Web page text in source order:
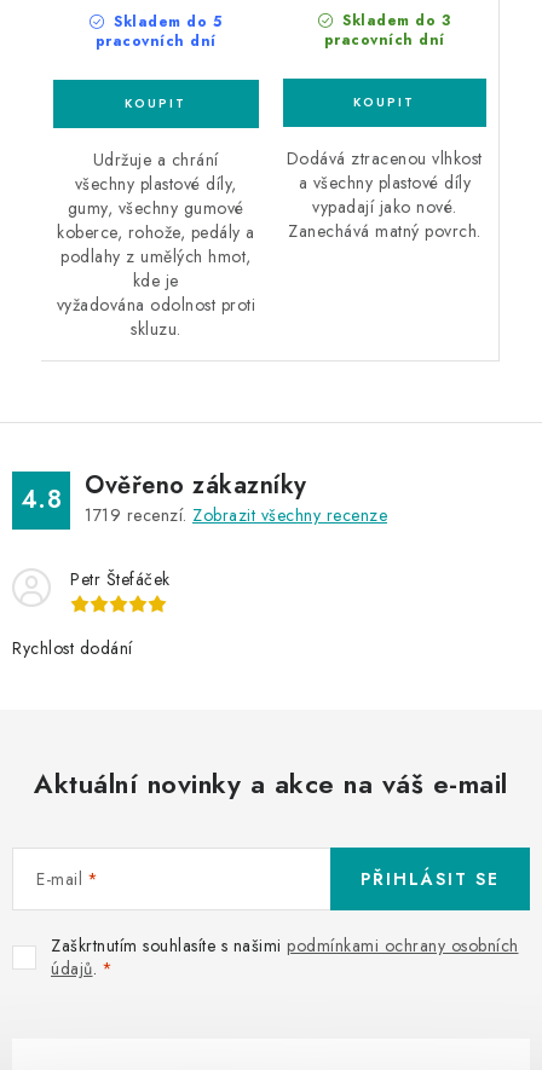
Skladem do 5
pracovních dní
Udržuje a chrání
všechny plastové díly,
gumy, všechny gumové
koberce, rohože, pedály a
podlahy z umělých hmot,
kde je
vyžadována odolnost proti
skluzu.
Skladem do 3
pracovních dní
Dodává ztracenou vlhkost
a všechny plastové díly
vypadají jako nové.
Zanechává matný povrch.
4.8 Ověřeno zákazníky
1719 recenzí. Zobrazit všechny recenze
Petr Štefáček
Rychlost dodání
Aktuální novinky a akce na váš e-mail
E-mail
Zaškrtnutím souhlasíte s našimi podmínkami ochrany osobních
údajů.
PŘIHLÁSIT SE